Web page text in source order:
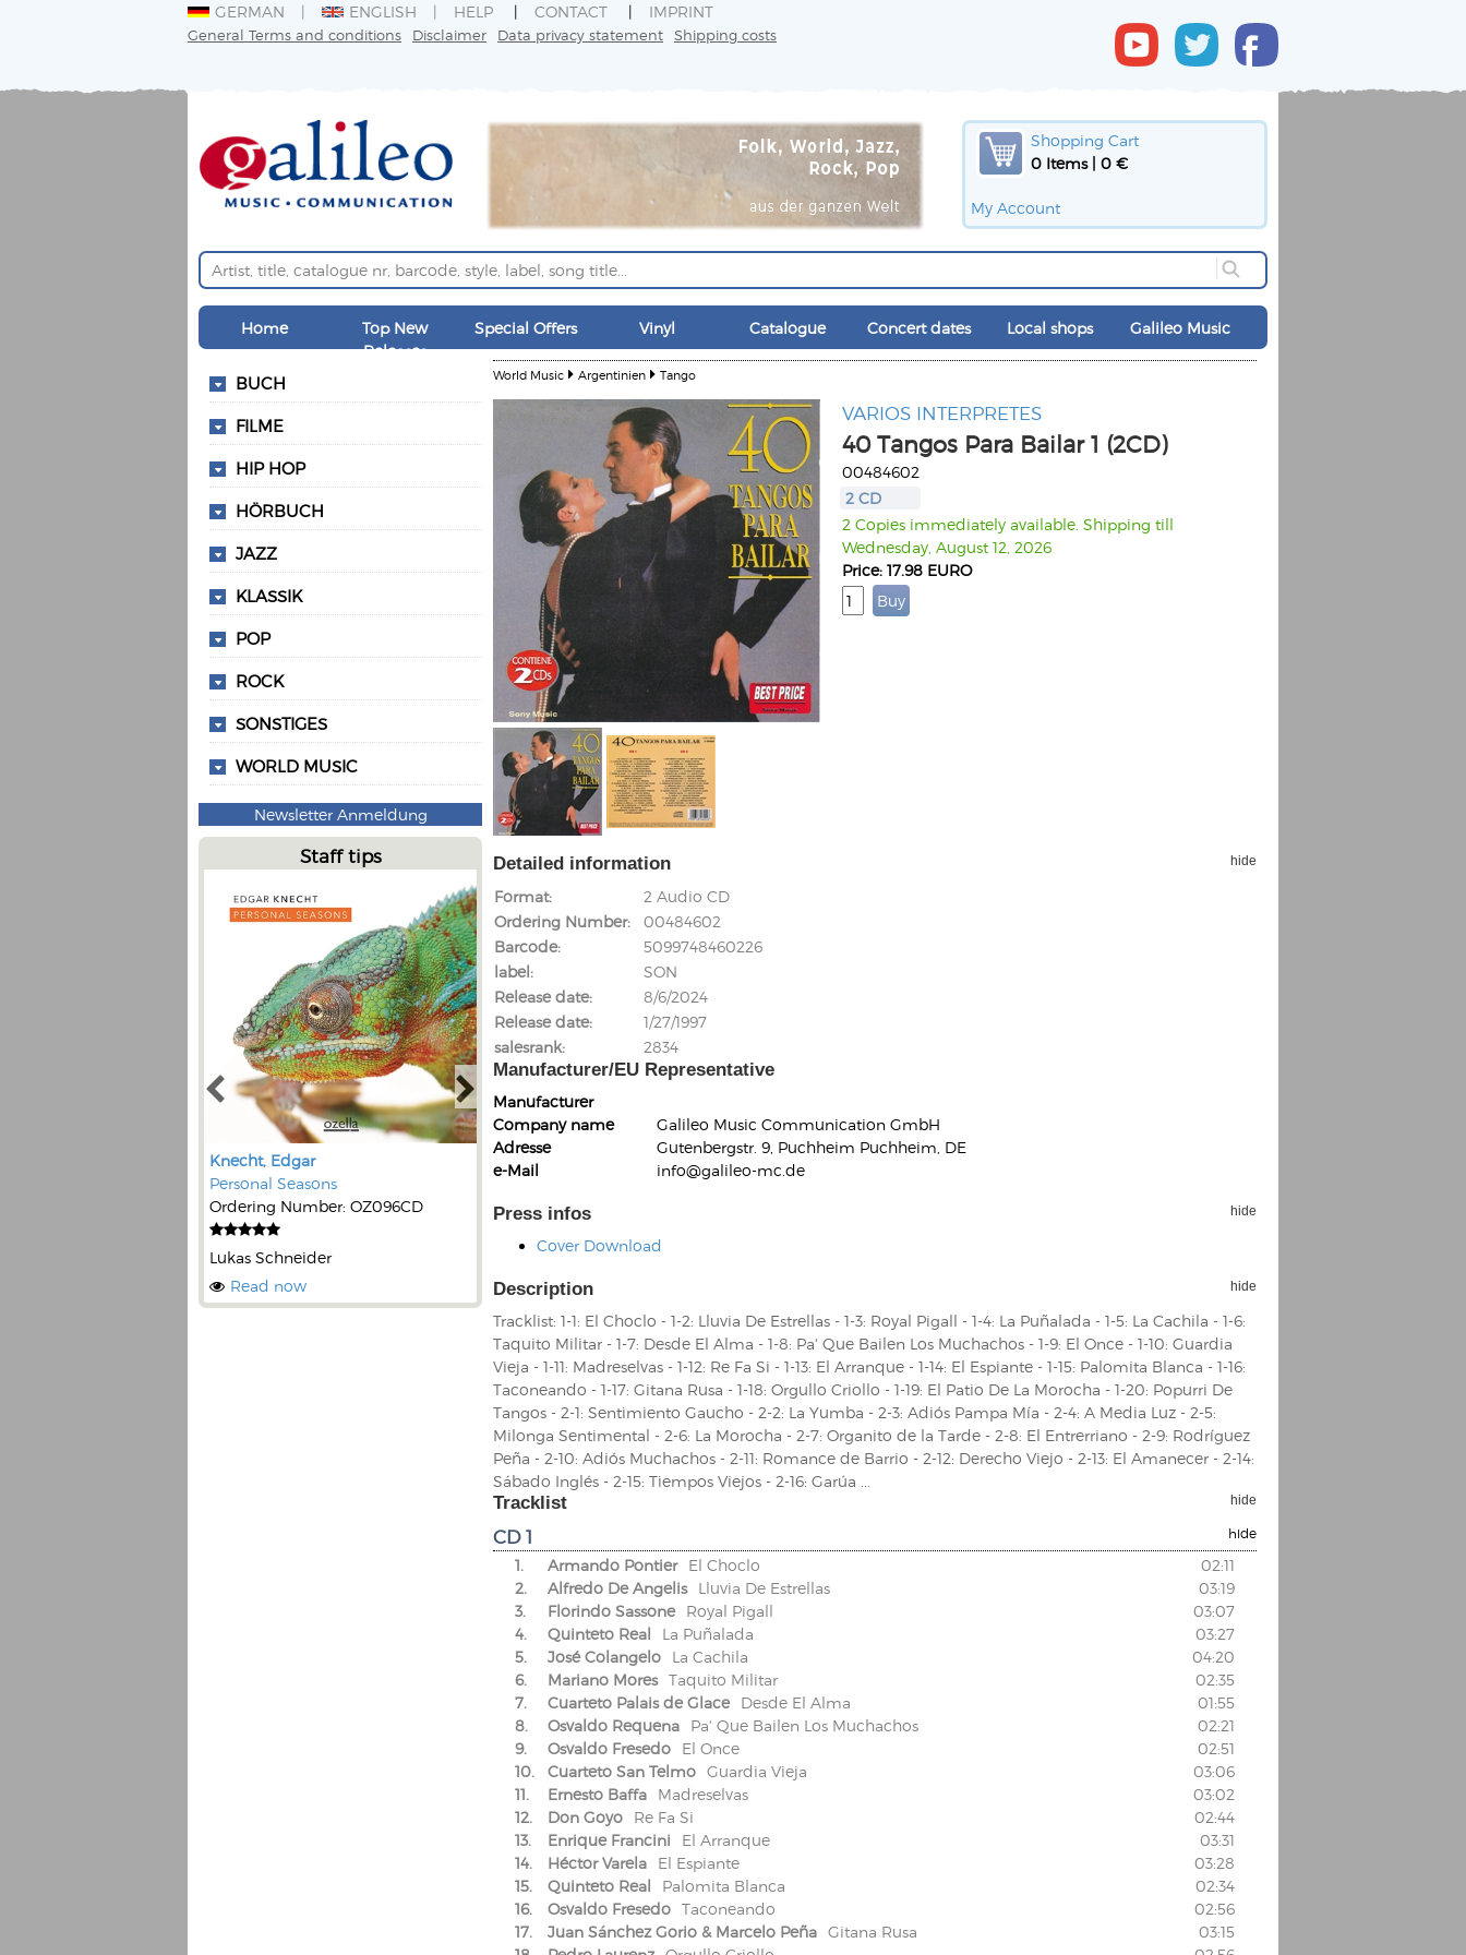
GERMAN ENGLISH HELP CONTACT IMPRINT
General Terms and conditions Disclaimer Data privacy statement Shipping costs
Shopping Cart
0 Items | 0 €
My Account
Home
Top New
Releases
Special Offers Vinyl Catalogue Concert dates Local shops Galileo Music
BUCH
FILME
HIP HOP
HÖRBUCH
JAZZ
KLASSIK
POP
ROCK
SONSTIGES
WORLD MUSIC
Newsletter Anmeldung
Staff tips
Knecht, Edgar
Personal Seasons
Ordering Number: OZ096CD
Lukas Schneider
Read now
Kunkel, Burkard
Monxarella
Ordering Number: BAY022
Romano, Edmondo
World Music Argentinien Tango
VARIOS INTERPRETES
40 Tangos Para Bailar 1 (2CD)
00484602
2 CD
2 Copies immediately available. Shipping till
Wednesday, August 12, 2026
Price: 17.98 EURO
Detailed information hide
Format
2 Audio CD
Ordering Number
00484602
Barcode
5099748460226
label
SON
Release date
8/6/2024
Release date
1/27/1997
salesrank
2834
Manufacturer/EU Representative
Manufacturer
Company name
Galileo Music Communication GmbH
Adresse
Gutenbergstr. 9, Puchheim Puchheim, DE
e-Mail
info@galileo-mc.de
Press infos hide
Cover Download
Description hide
Tracklist: 1-1: El Choclo - 1-2: Lluvia De Estrellas - 1-3: Royal Pigall - 1-4: La Puñalada - 1-5: La Cachila - 1-6:
Taquito Militar - 1-7: Desde El Alma - 1-8: Pa' Que Bailen Los Muchachos - 1-9: El Once - 1-10: Guardia
Vieja - 1-11: Madreselvas - 1-12: Re Fa Si - 1-13: El Arranque - 1-14: El Espiante - 1-15: Palomita Blanca - 1-16:
Taconeando - 1-17: Gitana Rusa - 1-18: Orgullo Criollo - 1-19: El Patio De La Morocha - 1-20: Popurri De
Tangos - 2-1: Sentimiento Gaucho - 2-2: La Yumba - 2-3: Adiós Pampa Mía - 2-4: A Media Luz - 2-5:
Milonga Sentimental - 2-6: La Morocha - 2-7: Organito de la Tarde - 2-8: El Entrerriano - 2-9: Rodríguez
Peña - 2-10: Adiós Muchachos - 2-11: Romance de Barrio - 2-12: Derecho Viejo - 2-13: El Amanecer - 2-14:
Sábado Inglés - 2-15: Tiempos Viejos - 2-16: Garúa ...
Tracklist hide
hide
CD 1
1. Armando Pontier El Choclo
02:11
2.
Alfredo De Angelis Lluvia De Estrellas
03:19
3.
Florindo Sassone Royal Pigall
03:07
4.
Quinteto Real La Puñalada
03:27
5.
José Colangelo La Cachila
04:20
6.
Mariano Mores Taquito Militar
02:35
7.
Cuarteto Palais de Glace Desde El Alma
01:55
8.
Osvaldo Requena Pa' Que Bailen Los Muchachos
02:21
9.
Osvaldo Fresedo El Once
02:51
10.
Cuarteto San Telmo Guardia Vieja
03:06
11.
Ernesto Baffa Madreselvas
03:02
12.
Don Goyo Re Fa Si
02:44
13.
Enrique Francini El Arranque
03:31
14.
Héctor Varela El Espiante
03:28
15.
Quinteto Real Palomita Blanca
02:34
16.
Osvaldo Fresedo Taconeando
02:56
17.
Juan Sánchez Gorio & Marcelo Peña Gitana Rusa
03:15